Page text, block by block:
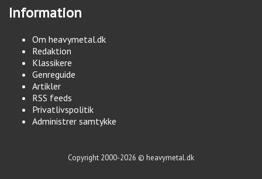
Information
Om heavymetal.dk
Redaktion
Klassikere
Genreguide
Artikler
RSS feeds
Privatlivspolitik
Administrer samtykke
Copyright 2000-2026 © heavymetal.dk